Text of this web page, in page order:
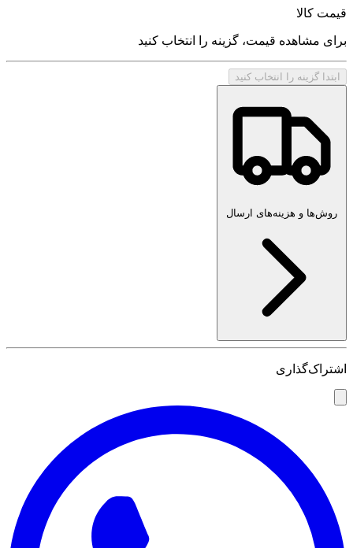
قیمت کالا
برای مشاهده قیمت، گزینه را انتخاب کنید
ابتدا گزینه را انتخاب کنید
روش‌ها و هزینه‌های ارسال
اشتراک‌گذاری